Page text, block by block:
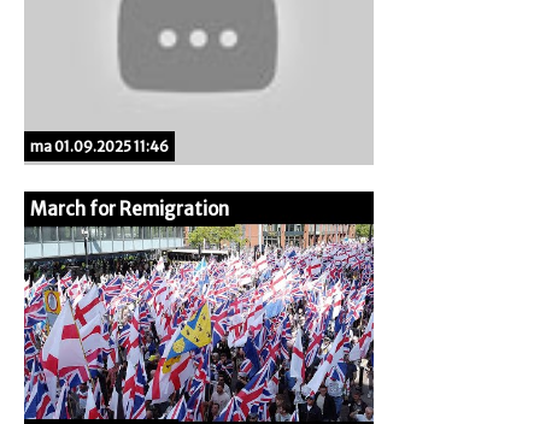
ma 01.09.2025 11:46
March for Remigration